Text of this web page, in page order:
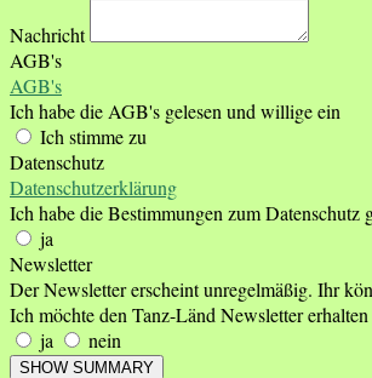
Nachricht
AGB's
AGB's
Ich habe die AGB's gelesen und willige ein
Ich stimme zu
Datenschutz
Datenschutzerklärung
Ich habe die Bestimmungen zum Datenschutz
ja
Newsletter
Der Newsletter erscheint unregelmäßig. Ihr
Ich möchte den Tanz-Länd Newsletter erhalten
ja
nein
SHOW SUMMARY